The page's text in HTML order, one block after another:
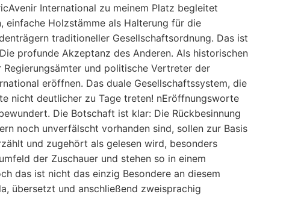
International zu meinem Platz begleitet
einfache Holzstämme als Halterung für die
traditioneller Gesellschaftsordnung. Das ist
profunde Akzeptanz des Anderen. Als historischen
und politische Vertreter der
eröffnen. Das duale Gesellschaftssystem, die
nicht deutlicher zu Tage treten! nEröffnungsworte
Die Botschaft ist klar: Die Rückbesinnung
noch unverfälscht vorhanden sind, sollen zur Basis
und zugehört als gelesen wird, besonders
der Zuschauer und stehen so in einem
das ist nicht das einzig Besondere an diesem
übersetzt und anschließend zweisprachig